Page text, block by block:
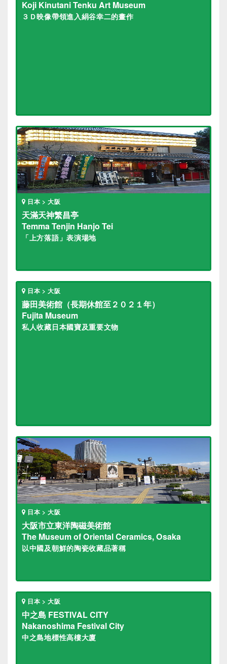
Koji Kinutani Tenku Art Museum
３Ｄ映像帶領進入絹谷幸二的畫作
日本 > 大阪
天滿天神繁昌亭
Temma Tenjin Hanjo Tei
「上方落語」表演場地
日本 > 大阪
藤田美術館（長期休館至２０２１年）
Fujita Museum
私人收藏日本國寶及重要文物
日本 > 大阪
大阪市立東洋陶磁美術館
The Museum of Oriental Ceramics, Osaka
以中國及朝鮮的陶瓷收藏品著稱
日本 > 大阪
中之島 FESTIVAL CITY
Nakanoshima Festival City
中之島地標性高樓大廈